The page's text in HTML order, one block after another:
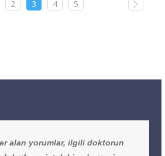
2 3 4 5
alan yorumlar, ilgili doktorun